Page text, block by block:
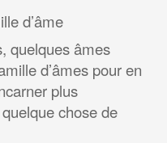
d’âme
quelques âmes
d’âmes pour en
plus
chose de